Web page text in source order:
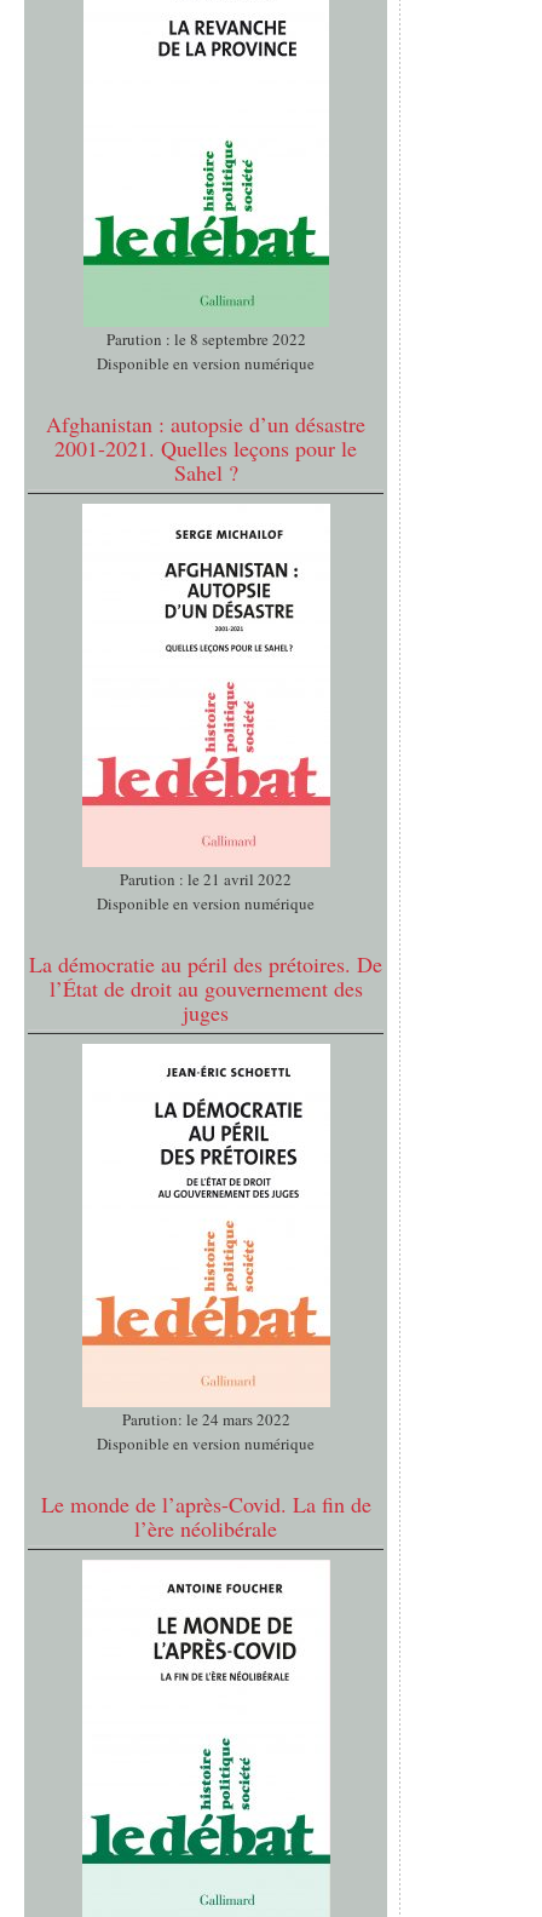
Parution : le 8 septembre 2022
Disponible en version numérique
Afghanistan : autopsie d’un désastre
2001-2021. Quelles leçons pour le
Sahel ?
Parution : le 21 avril 2022
Disponible en version numérique
La démocratie au péril des prétoires. De
l’État de droit au gouvernement des
juges
Parution: le 24 mars 2022
Disponible en version numérique
Le monde de l’après-Covid. La fin de
l’ère néolibérale